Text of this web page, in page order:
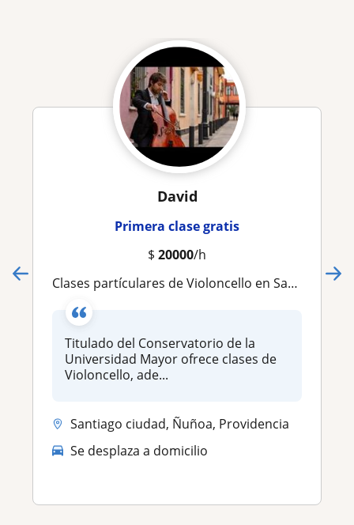
David
Primera clase gratis
$ 20000/h
Clases partículares de Violoncello en Santiago Centro
Titulado del Conservatorio de la
Universidad Mayor ofrece clases de
Violoncello, ade...
Santiago ciudad, Ñuñoa, Providencia
Se desplaza a domicilio